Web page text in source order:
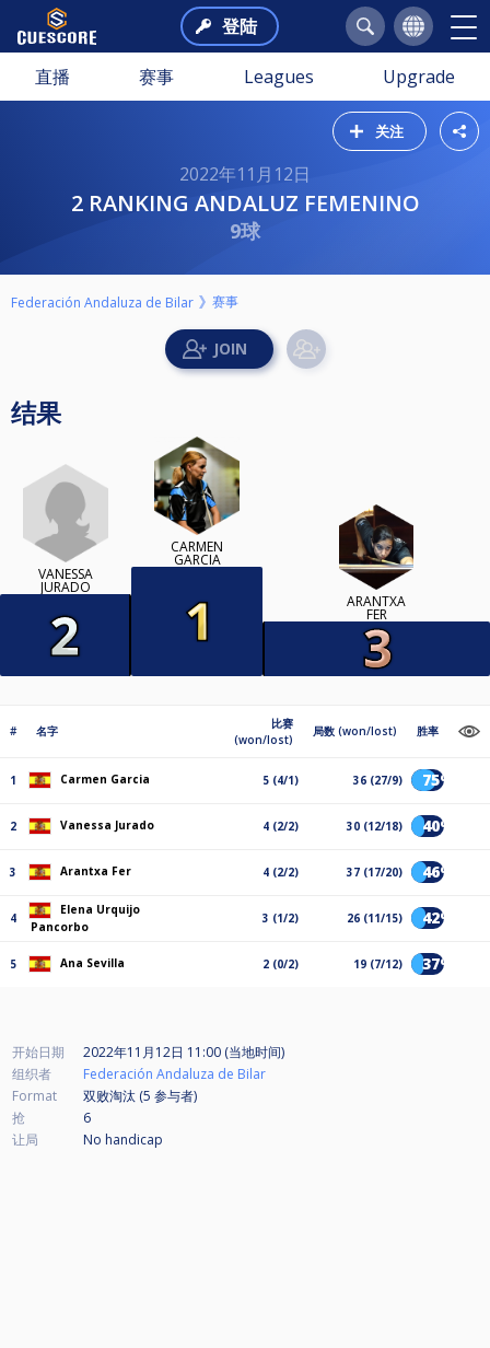
登陆
直播 赛事 Leagues Upgrade
关注
2022年11月12日
2 RANKING ANDALUZ FEMENINO
9球
Federación Andaluza de Bilar 赛事
结果
VANESSA
JURADO
CARMEN
GARCIA
ARANTXA
FER
# 名字
比赛
(won/lost)
局数 (won/lost) 胜率
1 Carmen Garcia 5 (4/1) 36 (27/9) 75%
2 Vanessa Jurado 4 (2/2) 30 (12/18) 40%
3 Arantxa Fer 4 (2/2) 37 (17/20) 46%
4
Elena Urquijo
Pancorbo
3 (1/2) 26 (11/15) 42%
5 Ana Sevilla 2 (0/2) 19 (7/12) 37%
开始日期
2022年11月12日 11:00 (当地时间)
组织者
Federación Andaluza de Bilar
Format
双败淘汰 (5 参与者)
抢
6
让局
No handicap